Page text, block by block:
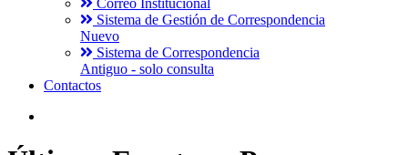
Correo Institucional
Sistema de Gestión de Correspondencia
Nuevo
Sistema de Correspondencia
Antiguo - solo consulta
Contactos